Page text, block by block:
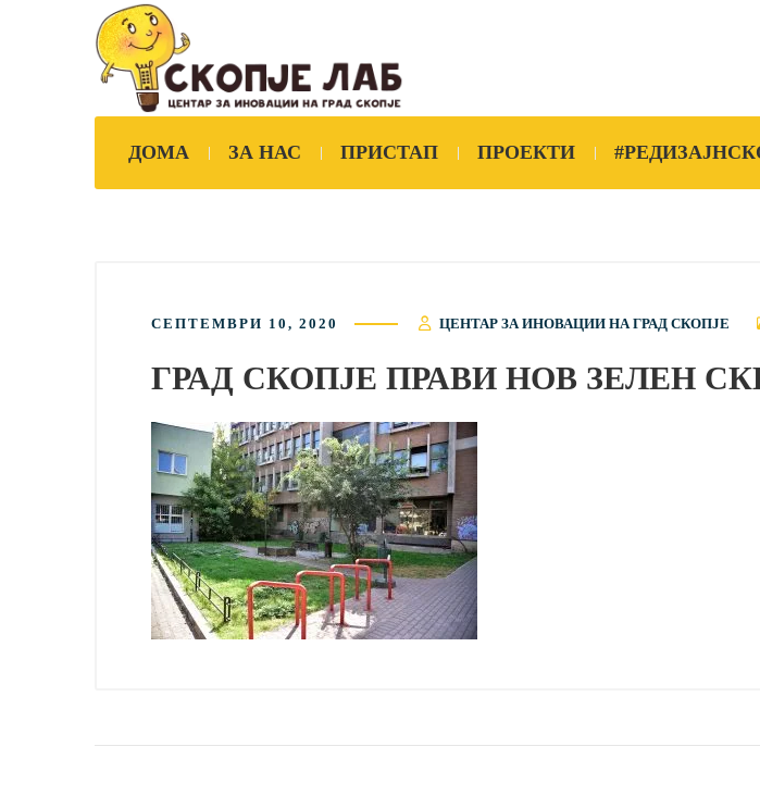
ДОМА ЗА НАС ПРИСТАП ПРОЕКТИ
СЕПТЕМВРИ 10, 2020 ЦЕНТАР ЗА ИНОВАЦИИ НА ГРАД СКОПЈЕ
ГРАД СКОПЈЕ ПРАВИ НОВ ЗЕЛЕН